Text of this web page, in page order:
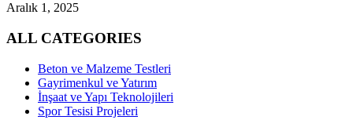
Aralık 1, 2025
ALL CATEGORIES
Beton ve Malzeme Testleri
Gayrimenkul ve Yatırım
İnşaat ve Yapı Teknolojileri
Spor Tesisi Projeleri